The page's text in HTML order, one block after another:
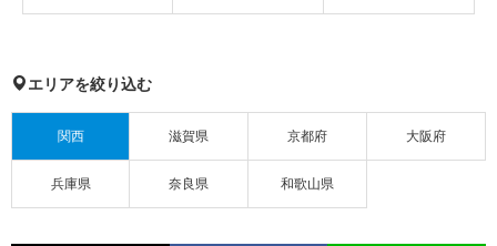
エリアを絞り込む
関西 滋賀県 京都府 大阪府
兵庫県 奈良県 和歌山県